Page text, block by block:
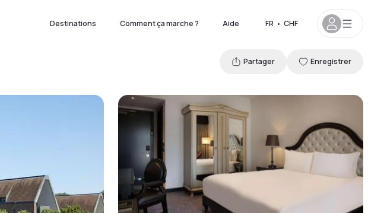
Destinations Comment ça marche ? Aide FR • CHF
Partager Enregistrer